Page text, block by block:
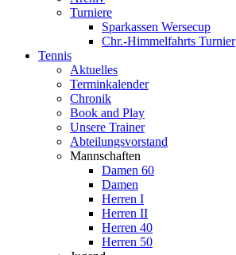
Turniere
Sparkassen Wersecup
Chr.-Himmelfahrts Turnier
Tennis
Aktuelles
Terminkalender
Chronik
Book and Play
Unsere Trainer
Abteilungsvorstand
Mannschaften
Damen 60
Damen
Herren I
Herren II
Herren 40
Herren 50